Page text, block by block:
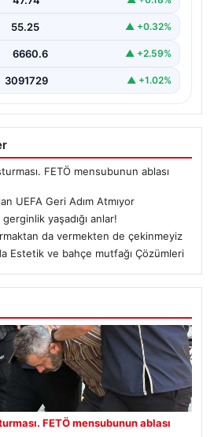
55.25 ▲ +0.32%
6660.6 ▲ +2.59%
3091729 ▲ +1.02%
FETÖ mensubunun ablası
UEFA Geri Adım Atmıyor
gerginlik yaşadığı anlar!
da vermekten de çekinmeyiz
Estetik ve bahçe mutfağı Çözümleri
FETÖ mensubunun ablası